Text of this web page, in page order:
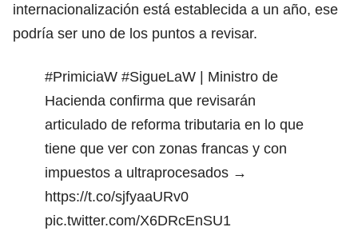
internacionalización está establecida a un año, ese
podría ser uno de los puntos a revisar.
#PrimiciaW #SigueLaW | Ministro de
Hacienda confirma que revisarán
articulado de reforma tributaria en lo que
tiene que ver con zonas francas y con
impuestos a ultraprocesados →
https://t.co/sjfyaaURv0
pic.twitter.com/X6DRcEnSU1